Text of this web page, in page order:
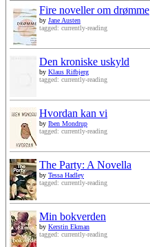
Fire noveller om drømme
by Jane Austen
tagged: currently-reading
Den kroniske uskyld
by Klaus Rifbjerg
tagged: currently-reading
Hvordan kan vi
by Iben Mondrup
tagged: currently-reading
The Party: A Novella
by Tessa Hadley
tagged: currently-reading
Min bokverden
by Kerstin Ekman
tagged: currently-reading